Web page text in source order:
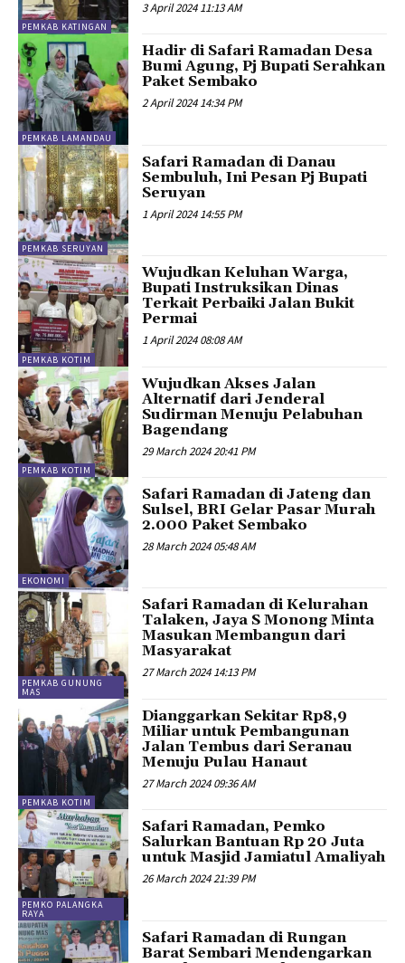
PEMKAB KATINGAN
3 April 2024 11:13 AM
PEMKAB LAMANDAU
Hadir di Safari Ramadan Desa
Bumi Agung, Pj Bupati Serahkan
Paket Sembako
2 April 2024 14:34 PM
PEMKAB SERUYAN
Safari Ramadan di Danau
Sembuluh, Ini Pesan Pj Bupati
Seruyan
1 April 2024 14:55 PM
PEMKAB KOTIM
Wujudkan Keluhan Warga,
Bupati Instruksikan Dinas
Terkait Perbaiki Jalan Bukit
Permai
1 April 2024 08:08 AM
PEMKAB KOTIM
Wujudkan Akses Jalan
Alternatif dari Jenderal
Sudirman Menuju Pelabuhan
Bagendang
29 March 2024 20:41 PM
EKONOMI
Safari Ramadan di Jateng dan
Sulsel, BRI Gelar Pasar Murah
2.000 Paket Sembako
28 March 2024 05:48 AM
PEMKAB GUNUNG
MAS
Safari Ramadan di Kelurahan
Talaken, Jaya S Monong Minta
Masukan Membangun dari
Masyarakat
27 March 2024 14:13 PM
PEMKAB KOTIM
Dianggarkan Sekitar Rp8,9
Miliar untuk Pembangunan
Jalan Tembus dari Seranau
Menuju Pulau Hanaut
27 March 2024 09:36 AM
PEMKO PALANGKA
RAYA
Safari Ramadan, Pemko
Salurkan Bantuan Rp 20 Juta
untuk Masjid Jamiatul Amaliyah
26 March 2024 21:39 PM
Safari Ramadan di Rungan
Barat Sembari Mendengarkan